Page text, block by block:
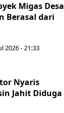
Migas Desa
Berasal dari
2026 - 21:33
Nyaris
Jahit Diduga